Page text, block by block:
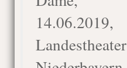
14.06.2019,
Landestheater